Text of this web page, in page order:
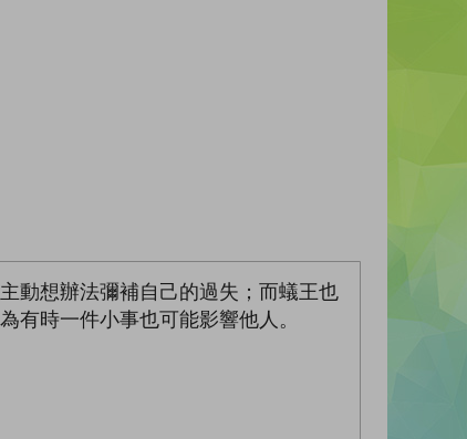
動想辦法彌補自己的過失；而蟻王也
有時一件小事也可能影響他人。